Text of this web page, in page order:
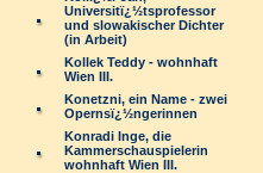
Universitï¿½tsprofessor
und slowakischer Dichter
(in Arbeit)
Kollek Teddy - wohnhaft
Wien III.
Konetzni, ein Name - zwei
Opernsï¿½ngerinnen
Konradi Inge, die
Kammerschauspielerin
wohnhaft Wien III.